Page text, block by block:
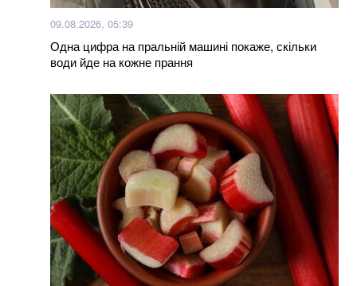
Бомбер – наймодніший фасон курток на весну:
огляд трендових моделей 2023
Hollywood Reporter
Більше новин
09.08.2026, 05:39
Одна цифра на пральній машині покаже, скільки
води йде на кожне прання